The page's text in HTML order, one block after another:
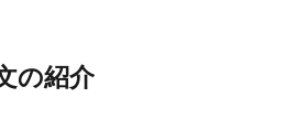
の紹介